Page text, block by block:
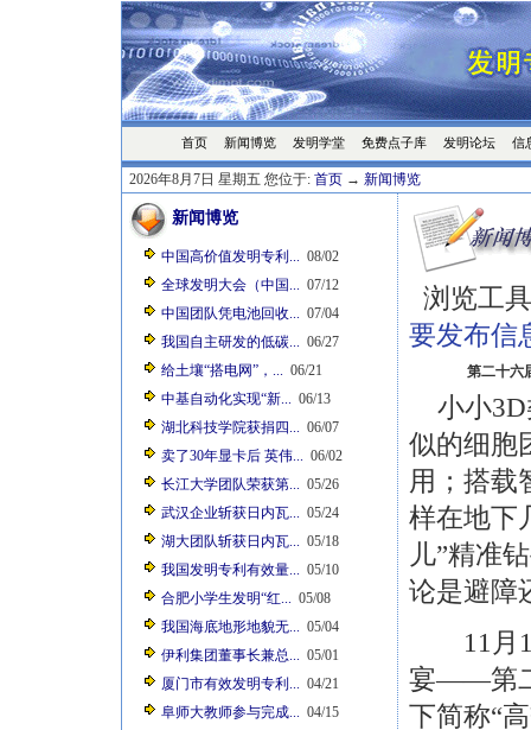
首页 新闻博览 发明学堂 免费点子库 发明论坛 信
2026年8月7日 星期五 您位于: 首页 → 新闻博览
新闻博览
中国高价值发明专利... 08/02
全球发明大会（中国... 07/12
中国团队凭电池回收... 07/04
我国自主研发的低碳... 06/27
给土壤“搭电网”，... 06/21
中基自动化实现“新... 06/13
湖北科技学院获捐四... 06/07
卖了30年显卡后 英伟... 06/02
长江大学团队荣获第... 05/26
武汉企业斩获日内瓦... 05/24
湖大团队斩获日内瓦... 05/18
我国发明专利有效量... 05/10
合肥小学生发明“红... 05/08
我国海底地形地貌无... 05/04
伊利集团董事长兼总... 05/01
厦门市有效发明专利... 04/21
阜师大教师参与完成... 04/15
浏览工
要发布信
第二十六
小小3D
似的细胞
用；搭载
样在地下
儿”精准
论是避
11月14
宴——第
下简称“